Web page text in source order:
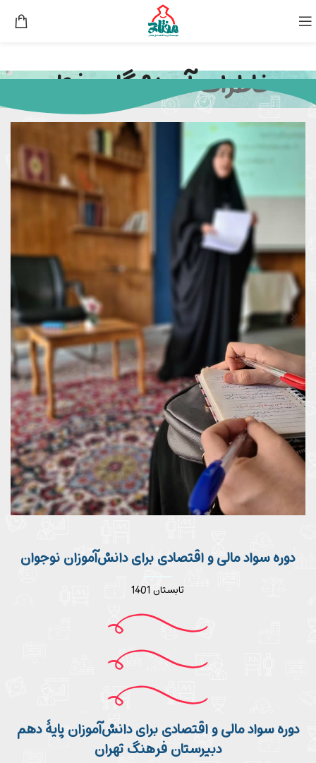
خاطرات آموزشگاه مفتاح
دوره سواد مالی و اقتصادی برای دانش‌آموزان نوجوان
تابستان 1401
دوره سواد مالی و اقتصادی برای دانش‌آموزان پایۀ دهم
دبیرستان فرهنگ تهران